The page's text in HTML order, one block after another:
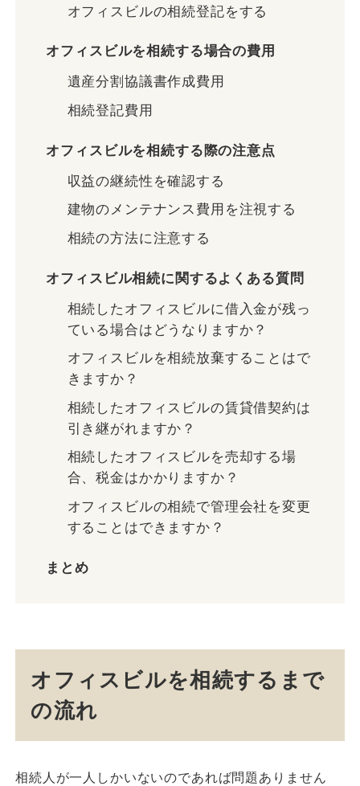
オフィスビルの相続登記をする
オフィスビルを相続する場合の費用
遺産分割協議書作成費用
相続登記費用
オフィスビルを相続する際の注意点
収益の継続性を確認する
建物のメンテナンス費用を注視する
相続の方法に注意する
オフィスビル相続に関するよくある質問
相続したオフィスビルに借入金が残っ
ている場合はどうなりますか？
オフィスビルを相続放棄することはで
きますか？
相続したオフィスビルの賃貸借契約は
引き継がれますか？
相続したオフィスビルを売却する場
合、税金はかかりますか？
オフィスビルの相続で管理会社を変更
することはできますか？
まとめ
オフィスビルを相続するまで
の流れ
相続人が一人しかいないのであれば問題ありません